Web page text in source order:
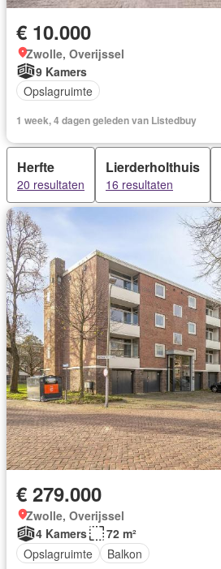
€ 10.000
Zwolle, Overijssel
9 Kamers
Opslagruimte
1 week, 4 dagen geleden van Listedbuy
Herfte
20 resultaten
Lierderholthuis
16 resultaten
€ 279.000
Zwolle, Overijssel
4 Kamers
72 m²
Opslagruimte
Balkon